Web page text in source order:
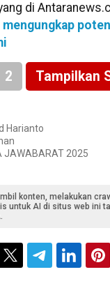
di
mengungkap
2 Tampilkan
Harianto
2025
konten, melakukan
untuk AI di situs web ini